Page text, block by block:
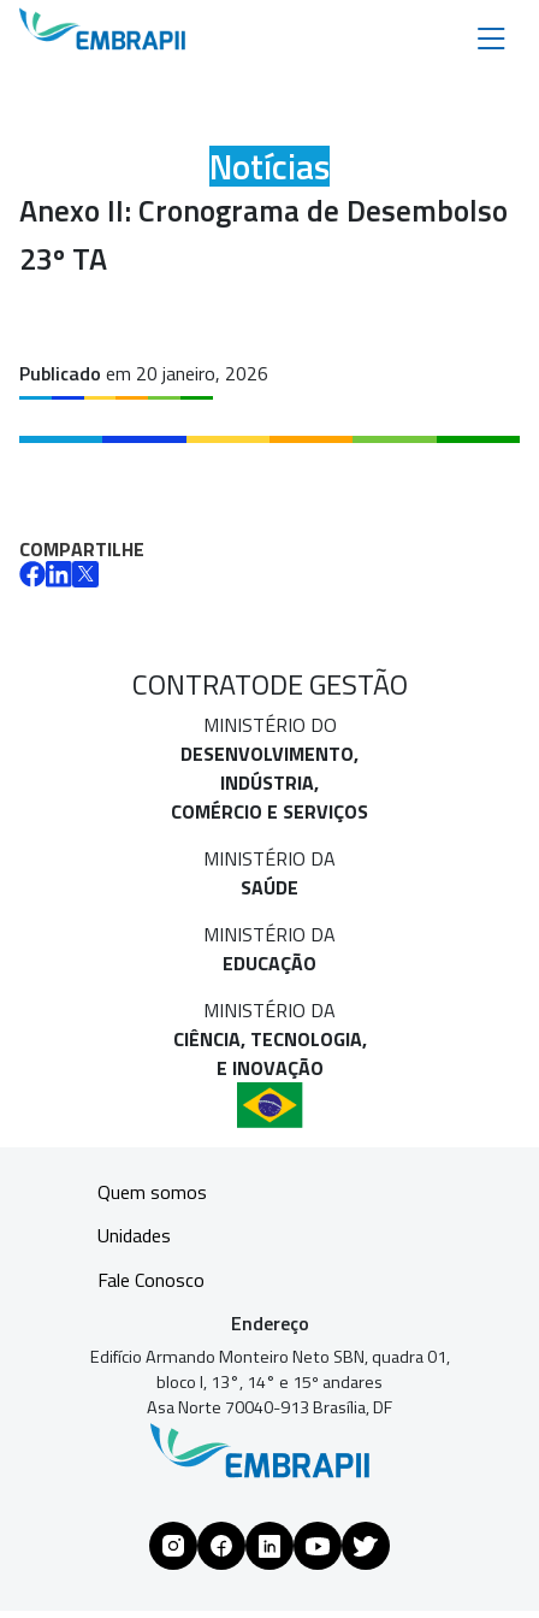
Notícias
Anexo II: Cronograma de Desembolso
23º TA
Publicado em 20 janeiro, 2026
COMPARTILHE
CONTRATODE GESTÃO
MINISTÉRIO DO
DESENVOLVIMENTO,
INDÚSTRIA,
COMÉRCIO E SERVIÇOS
MINISTÉRIO DA
SAÚDE
MINISTÉRIO DA
EDUCAÇÃO
MINISTÉRIO DA
CIÊNCIA, TECNOLOGIA,
E INOVAÇÃO
Quem somos
Unidades
Fale Conosco
Endereço
Edifício Armando Monteiro Neto SBN, quadra 01,
bloco I, 13°, 14° e 15º andares
Asa Norte 70040-913 Brasília, DF